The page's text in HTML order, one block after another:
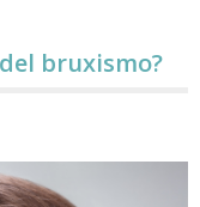
bruxismo?